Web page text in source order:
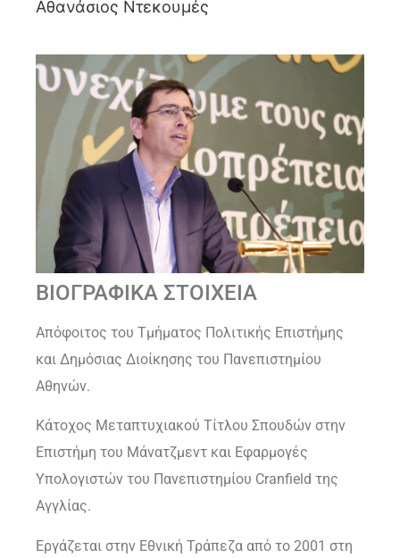
Αθανάσιος Ντεκουμές
ΒΙΟΓΡΑΦΙΚΑ ΣΤΟΙΧΕΙΑ
Απόφοιτος του Τμήματος Πολιτικής Επιστήμης
και Δημόσιας Διοίκησης του Πανεπιστημίου
Αθηνών.
Κάτοχος Μεταπτυχιακού Τίτλου Σπουδών στην
Επιστήμη του Μάνατζμεντ και Εφαρμογές
Υπολογιστών του Πανεπιστημίου Cranfield της
Αγγλίας.
Εργάζεται στην Εθνική Τράπεζα από το 2001 στη